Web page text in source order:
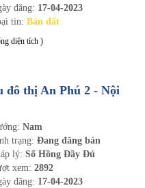
đăng: 17-04-2023
tin: Bán đất
diện tích )
đô thị An Phú 2 - Nội
Nam
trạng: Đang đăng bán
lý: Sổ Hồng Đầy Đủ
xem: 2892
đăng: 17-04-2023